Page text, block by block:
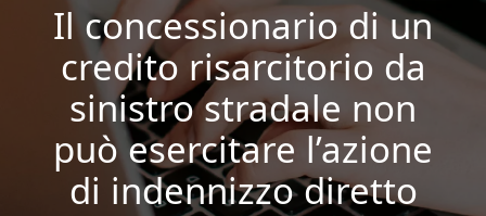
Il concessionario di un
credito risarcitorio da
sinistro stradale non
può esercitare l’azione
di indennizzo diretto